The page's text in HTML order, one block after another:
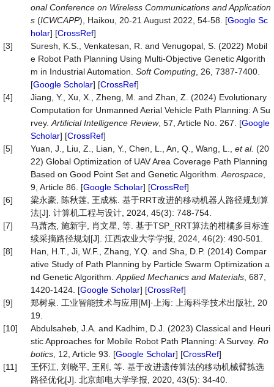
onal Conference on Wireless Communications and Application
s (ICWCAPP), Haikou, 20-21 August 2022, 54-58. [Google Sc
holar] [CrossRef]
[3]
Suresh, K.S., Venkatesan, R. and Venugopal, S. (2022) Mobil
e Robot Path Planning Using Multi-Objective Genetic Algorith
m in Industrial Automation. Soft Computing , 26, 7387-7400.
[Google Scholar] [CrossRef]
[4]
Jiang, Y., Xu, X., Zheng, M. and Zhan, Z. (2024) Evolutionary
Computation for Unmanned Aerial Vehicle Path Planning: A Su
rvey. Artificial Intelligence Review, 57, Article No. 267. [Google
Scholar] [CrossRef]
[5]
Yuan, J., Liu, Z., Lian, Y., Chen, L., An, Q., Wang, L., et al. (20
22) Global Optimization of UAV Area Coverage Path Planning
Based on Good Point Set and Genetic Algorithm. Aerospace
9, Article 86. [Google Scholar] [CrossRef]
[6]
梁永豪, 陈秋莲, 王成栋. 基于RRT改进的移动机器人路径规划算
法[J]. 计算机工程与设计, 2024, 45(3): 748-754.
[7]
马萧杰, 施新宇, 肖文星, 等. 基于TSP_RRT算法的柑橘多目标连
续采摘路径规划[J]. 江西农业大学学报, 2024, 46(2): 490-501.
[8]
Han, H.T., Ji, W.F., Zhang, Y.Q. and Sha, D.P. (2014) Compar
ative Study of Path Planning by Particle Swarm Optimization a
nd Genetic Algorithm. Applied Mechanics and Materials , 687,
1420-1424. [Google Scholar] [CrossRef]
[9]
郑树泉. 工业智能技术与应用[M]·上海: 上海科学技术出版社, 20
19.
[10]
Abdulsaheb, J.A. and Kadhim, D.J. (2023) Classical and Heuri
stic Approaches for Mobile Robot Path Planning: A Survey. Ro
botics , 12, Article 93. [Google Scholar] [CrossRef]
[11]
王怀江, 刘晓平, 王刚, 等. 基于改进遗传算法的移动机械臂拣选
路径优化[J]. 北京邮电大学学报, 2020, 43(5): 34-40.